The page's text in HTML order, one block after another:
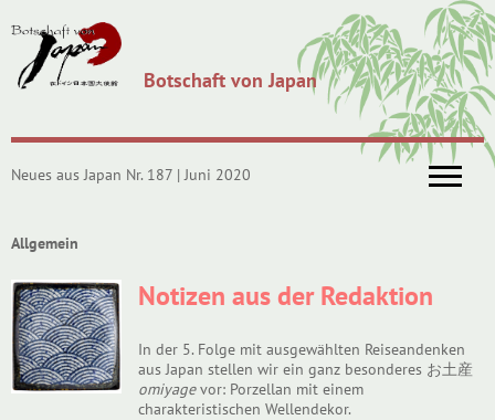
Botschaft von Japan
Neues aus Japan Nr. 187 | Juni 2020
Allgemein
Notizen aus der Redaktion
In der 5. Folge mit ausgewählten Reiseandenken
aus Japan stellen wir ein ganz besonderes お土産
omiyagevor: Porzellan mit einem
charakteristischen Wellendekor.